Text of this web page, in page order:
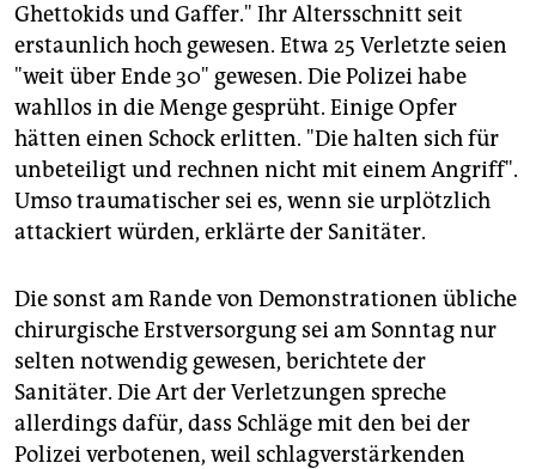
Ghettokids und Gaffer." Ihr Altersschnitt seit
erstaunlich hoch gewesen. Etwa 25 Verletzte seien
"weit über Ende 30" gewesen. Die Polizei habe
wahllos in die Menge gesprüht. Einige Opfer
hätten einen Schock erlitten. "Die halten sich für
unbeteiligt und rechnen nicht mit einem Angriff".
Umso traumatischer sei es, wenn sie urplötzlich
attackiert würden, erklärte der Sanitäter.
Die sonst am Rande von Demonstrationen übliche
chirurgische Erstversorgung sei am Sonntag nur
selten notwendig gewesen, berichtete der
Sanitäter. Die Art der Verletzungen spreche
allerdings dafür, dass Schläge mit den bei der
Polizei verbotenen, weil schlagverstärkenden